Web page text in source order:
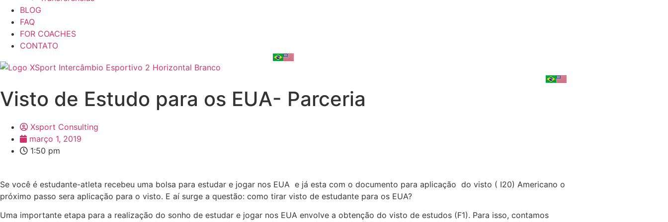
BLOG
FAQ
FOR COACHES
CONTATO
Visto de Estudo para os EUA- Parceria
Xsport Consulting
março 1, 2019
1:50 pm
Se você é estudante-atleta recebeu uma bolsa para estudar e jogar nos EUA e já esta com o documento para aplicação do visto ( I20) Americano o
próximo passo sera aplicação para o visto. E aí surge a questão: como tirar visto de estudante para os EUA?
Uma importante etapa para a realização do sonho de estudar e jogar nos EUA envolve a obtenção do visto de estudos (F1). Para isso, contamos